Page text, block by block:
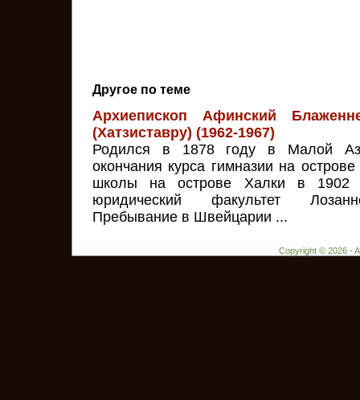
Другое по теме
Архиепископ Афинский
(Хатзиставру) (1962-1967)
Родился в 1878 году в Малой
окончания курса гимназии на
школы на острове Халки в 1902
юридический факультет
Пребывание в Швейцарии ...
Copyright © 2026 -